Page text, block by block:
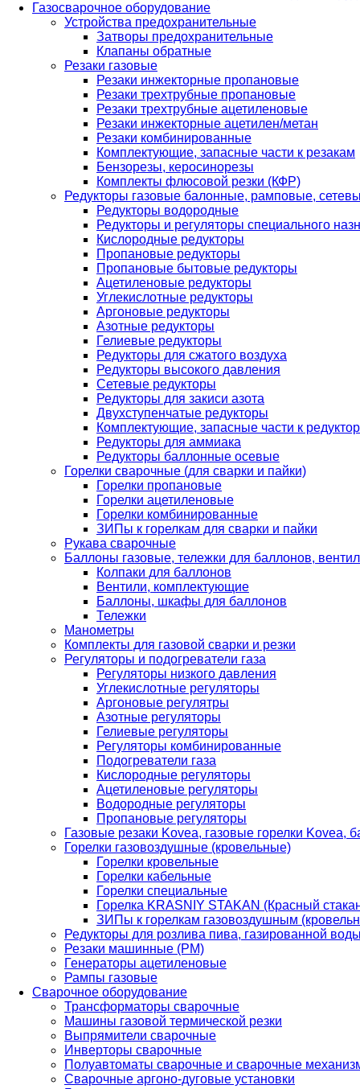
Газосварочное оборудование
Устройства предохранительные
Затворы предохранительные
Клапаны обратные
Резаки газовые
Резаки инжекторные пропановые
Резаки трехтрубные пропановые
Резаки трехтрубные ацетиленовые
Резаки инжекторные ацетилен/метан
Резаки комбинированные
Комплектующие, запасные части к резакам
Бензорезы, керосинорезы
Комплекты флюсовой резки (КФР)
Редукторы газовые балонные, рамповые,
Редукторы водородные
Редукторы и регуляторы специального
Кислородные редукторы
Пропановые редукторы
Пропановые бытовые редукторы
Ацетиленовые редукторы
Углекислотные редукторы
Аргоновые редукторы
Азотные редукторы
Гелиевые редукторы
Редукторы для сжатого воздуха
Редукторы высокого давления
Сетевые редукторы
Редукторы для закиси азота
Двухступенчатые редукторы
Комплектующие, запасные части к
Редукторы для аммиака
Редукторы баллонные осевые
Горелки сварочные (для сварки и пайки)
Горелки пропановые
Горелки ацетиленовые
Горелки комбинированные
ЗИПы к горелкам для сварки и пайки
Рукава сварочные
Баллоны газовые, тележки для баллонов,
Колпаки для баллонов
Вентили, комплектующие
Баллоны, шкафы для баллонов
Тележки
Манометры
Комплекты для газовой сварки и резки
Регуляторы и подогреватели газа
Регуляторы низкого давления
Углекислотные регуляторы
Аргоновые регулятры
Азотные регуляторы
Гелиевые регуляторы
Регуляторы комбинированные
Подогреватели газа
Кислородные регуляторы
Ацетиленовые регуляторы
Водородные регуляторы
Пропановые регуляторы
Газовые резаки Kovea, газовые горелки Kovea,
Горелки газовоздушные (кровельные)
Горелки кровельные
Горелки кабельные
Горелки специальные
Горелка KRASNIY STAKAN (Красный
ЗИПы к горелкам газовоздушным
Редукторы для розлива пива, газированной
Резаки машинные (РМ)
Генераторы ацетиленовые
Рампы газовые
Сварочное оборудование
Трансформаторы сварочные
Машины газовой термической резки
Выпрямители сварочные
Инверторы сварочные
Полуавтоматы сварочные и сварочные
Сварочные аргоно-дуговые установки